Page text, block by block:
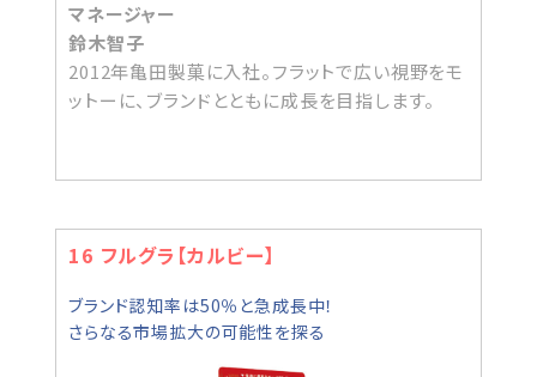
マネージャー
鈴木智子
2012年亀田製菓に入社。フラットで広い視野をモ
ットーに、ブランドとともに成長を目指します。
16 フルグラ【カルビー】
ブランド認知率は50％と急成長中！
さらなる市場拡大の可能性を探る